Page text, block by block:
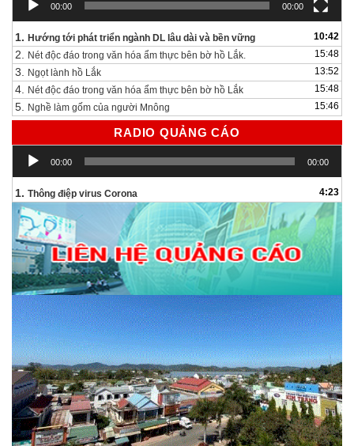
00:00 00:00
1. Hướng tới phát triển ngành DL lâu dài và bền vững 10:42
2. Nét độc đáo trong văn hóa ẩm thực bên bờ hồ Lắk. 15:48
3. Ngọt lành hồ Lắk 13:52
4. Nét độc đáo trong văn hóa ẩm thực bên bờ hồ Lắk 15:48
5. Nghề làm gốm của người Mnông 15:46
RADIO QUẢNG CÁO
Trình
chơi
00:00 00:00
1. Thông điệp virus Corona 4:23